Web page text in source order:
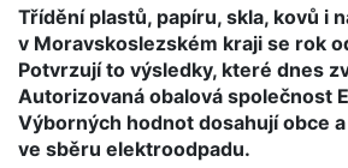
Třídění plastů, papíru, skla, kovů i
v Moravskoslezském kraji se rok
Potvrzují to výsledky, které dnes
Autorizovaná obalová společnost
Výborných hodnot dosahují obce
ve sběru elektroodpadu.